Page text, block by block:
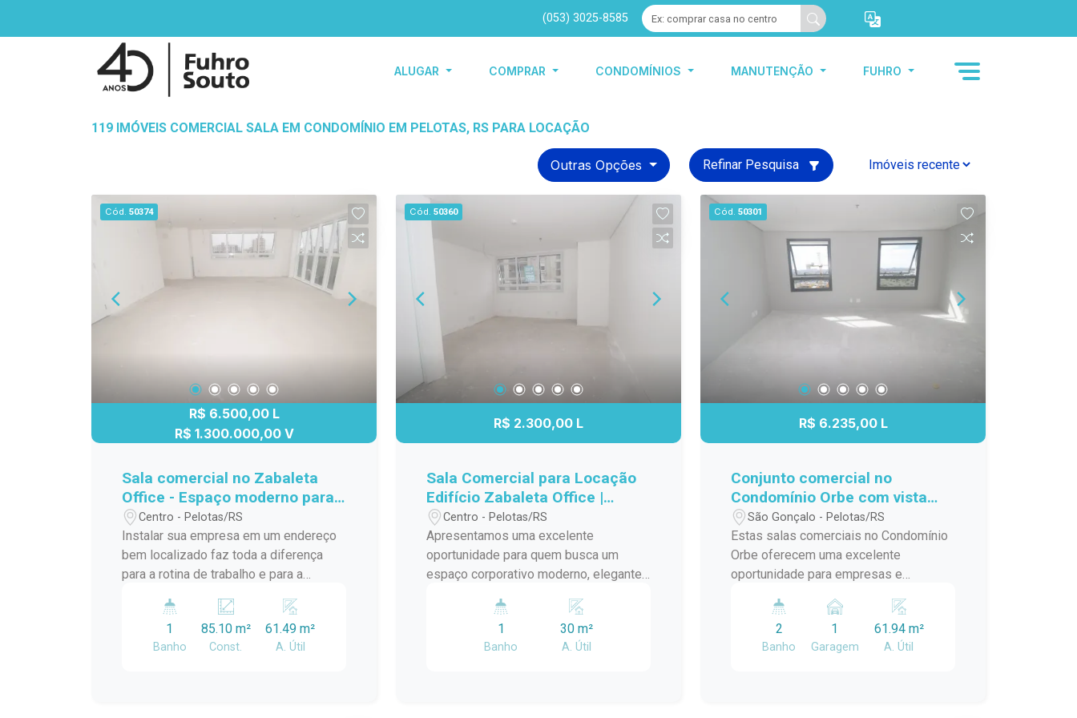
(053) 3025-8585
ALUGAR COMPRAR CONDOMÍNIOS MANUTENÇÃO FUHRO
119 IMÓVEIS COMERCIAL SALA EM CONDOMÍNIO EM PELOTAS, RS PARA LOCAÇÃO
Outras Opções Refinar Pesquisa
Cód. 50374
R$ 6.500,00 L
R$ 1.300.000,00 V
Sala comercial no Zabaleta
Office - Espaço moderno para
o seu negócio em localização
estratégica
Centro - Pelotas/RS
Instalar sua empresa em um endereço
bem localizado faz toda a diferença
para a rotina de trabalho e para a
sala comercial no Zabaleta Office
oferece um ambiente moderno,
funcional e com excelente iluminação
1
Banho
85.10 m²
Const.
61.49 m²
A. Útil
Cód. 50360
R$ 2.300,00 L
Sala Comercial para Locação
Edifício Zabaleta Office |
Sofisticação e Localização
Estratégica
Centro - Pelotas/RS
Apresentamos uma excelente
oportunidade para quem busca um
espaço corporativo moderno, elegante
Zabaleta Office, esta sala comercial
reúne qualidade construtiva,
acabamento de alto padrão e uma
1
Banho
30 m²
A. Útil
Cód. 50301
R$ 6.235,00 L
Conjunto comercial no
Condomínio Orbe com vista
para o Parque Una
São Gonçalo - Pelotas/RS
Estas salas comerciais no Condomínio
Orbe oferecem uma excelente
oportunidade para empresas e
espaço, versatilidade e uma localização
estratégica. Com a possibilidade de
utilização conjunta, os ambientes
2
Banho
1
Garagem
61.94 m²
A. Útil